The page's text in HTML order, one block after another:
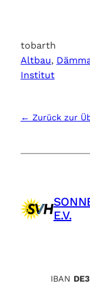
tobarth
Altbau,
Institut
← Zurück zur
E.V.
IBAN